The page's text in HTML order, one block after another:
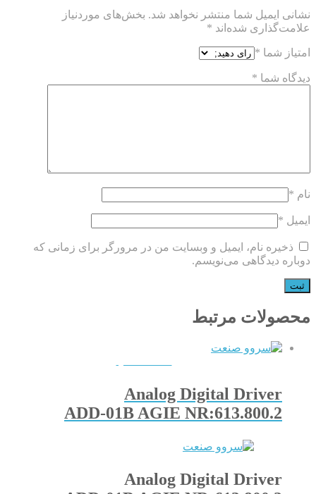
نشانی ایمیل شما منتشر نخواهد شد. بخش‌های موردنیاز
علامت‌گذاری شده‌اند *
امتیاز شما *
دیدگاه شما *
نام *
ایمیل *
ذخیره نام، ایمیل و وبسایت من در مرورگر برای زمانی که
دوباره دیدگاهی می‌نویسم.
محصولات مرتبط
Analog Digital Driver
ADD-01B AGIE NR:613.800.2
Analog Digital Driver